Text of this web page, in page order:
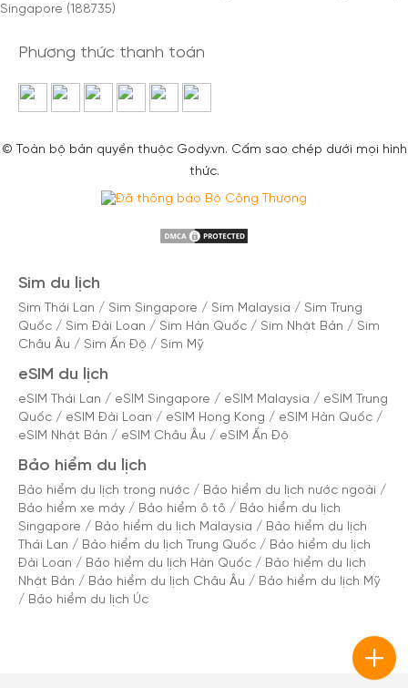
Singapore (188735)
Phương thức thanh toán
© Toàn bộ bản quyền thuộc Gody.vn. Cấm sao chép dưới mọi hình
thức.
Sim du lịch
Sim Thái Lan / Sim Singapore / Sim Malaysia / Sim Trung
Quốc / Sim Đài Loan / Sim Hàn Quốc / Sim Nhật Bản / Sim
Châu Âu / Sim Ấn Độ / Sim Mỹ
eSIM du lịch
eSIM Thái Lan / eSIM Singapore / eSIM Malaysia / eSIM Trung
Quốc / eSIM Đài Loan / eSIM Hong Kong / eSIM Hàn Quốc /
eSIM Nhật Bản / eSIM Châu Âu / eSIM Ấn Độ
Bảo hiểm du lịch
Bảo hiểm du lịch trong nước / Bảo hiểm du lịch nước ngoài /
Bảo hiểm xe máy / Bảo hiểm ô tô / Bảo hiểm du lịch
Singapore / Bảo hiểm du lịch Malaysia / Bảo hiểm du lịch
Thái Lan / Bảo hiểm du lịch Trung Quốc / Bảo hiểm du lịch
Đài Loan / Bảo hiểm du lịch Hàn Quốc / Bảo hiểm du lịch
Nhật Bản / Bảo hiểm du lịch Châu Âu / Bảo hiểm du lịch Mỹ
/ Bảo hiểm du lịch Úc